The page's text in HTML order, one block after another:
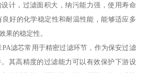
计，过滤面积大，纳污能力强，使用寿命
好的化学稳定性和耐温性能，能够适应多
果的稳定性。
滤芯常用于精密过滤环节，作为保安过滤
其高精度的过滤能力可以有效保护下游设